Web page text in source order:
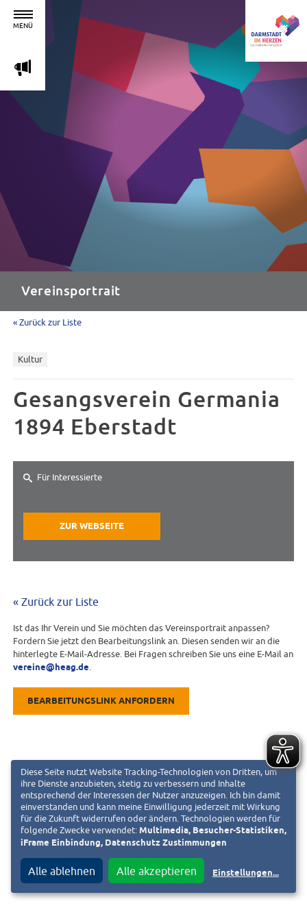
MENÜ
m
Vereinsportrait
« Zurück zur Liste
Kultur
Gesangsverein Germania
1894 Eberstadt
Für Interessierte
ZUR WEBSEITE
« Zurück zur Liste
Ist das Ihr Verein und Sie möchten das Vereinsportrait anpassen?
Fordern Sie jetzt den Bearbeitungslink an. Diesen senden wir an die
hinterlegte E-Mail-Adresse. Bei Fragen schreiben Sie uns eine E-Mail an
vereine@heag.de.
BEARBEITUNGSLINK ANFORDERN
Diese Seite nutzt Website Tracking-Technologien von Dritten, um
ihre Dienste anzubieten, stetig zu verbessern und Inhalte
entsprechend der Interessen der Nutzer anzuzeigen. Ich bin damit
einverstanden und kann meine Einwilligung jederzeit mit Wirkung
für die Zukunft widerrufen oder ändern. Technologien werden für
folgende Zwecke verwendet: Multimedia, Besucher-Statistiken,
iFrame Einbindung, Datenschutz Zustimmungen
Alle ablehnen Alle akzeptieren Einstellungen...